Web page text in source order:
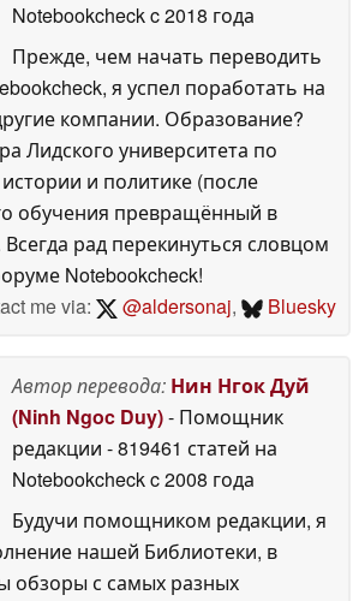
Notebookcheckc 2018 года
Прежде, чем начать переводить
я успел поработать на
компании. Образование?
Лидского университета по
и политике (после
обучения превращённый в
рад перекинуться словцом
Notebookcheck!
me via:
@aldersonaj, Bluesky
Автор перевода: Нин Нгок Дуй
(Ninh Ngoc Duy)- Помощник
редакции - 819461 статей на
Notebookcheckc 2008 года
Будучи помощником редакции, я
нашей Библиотеки, в
обзоры с самых разных